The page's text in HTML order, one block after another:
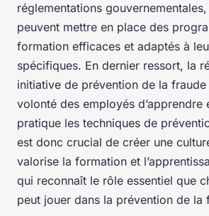
réglementations
peuvent mettre en place des
formation efficaces et adaptés à
spécifiques. En dernier ressort, la
initiative de prévention de la
volonté des employés d’apprendre
pratique les techniques de
est donc crucial de créer une
valorise la formation et
qui reconnaît le rôle essentiel que
peut jouer dans la prévention de la